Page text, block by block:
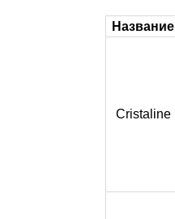
Название
Cristaline